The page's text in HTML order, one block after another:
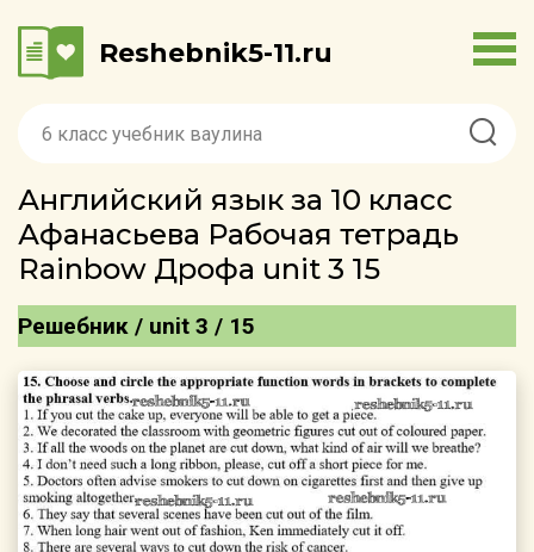
Reshebnik5-11.ru
Английский язык за 10 класс
Афанасьева Рабочая тетрадь
Rainbow Дрофа unit 3 15
Решебник / unit 3 / 15